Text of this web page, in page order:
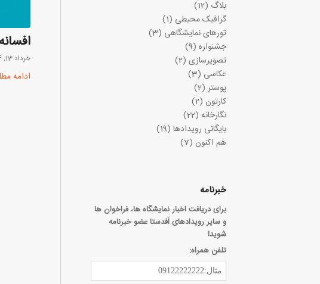
خرداد 13, 1394
ادامه
بلاگ (12)
گرافیک محیطی (1)
تورهای نمایشگاهی (3)
جشنواره (9)
تصویرسازی (2)
عکاسی (3)
پوستر(2)
کارتون (2)
نگارخانه (22)
بایگانی رویدادها (19)
هم اکنون (7)
خبرنامه
برای دریافت اخبار نمایشگاه ها، فراخوان ها
و سایر رویدادهای اَفدستا عضو خبرنامه
شوید!
تلفن همراه: